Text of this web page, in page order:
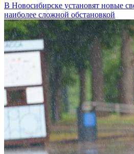
В Новосибирске установят новые
наиболее сложной обстановкой